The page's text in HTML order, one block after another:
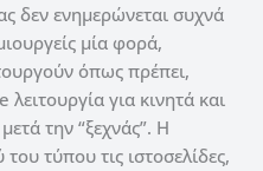
δεν ενημερώνεται συχνά
μία φορά,
όπως πρέπει,
για κινητά και
την “ξεχνάς”. Η
τύπου τις ιστοσελίδες,